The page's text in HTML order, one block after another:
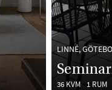
LINNÉ,
36 KVM 1 RUM